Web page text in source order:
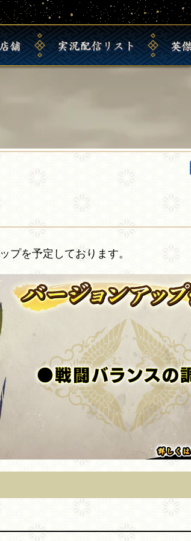
舗 実況配信リスト 英
プを予定しております。